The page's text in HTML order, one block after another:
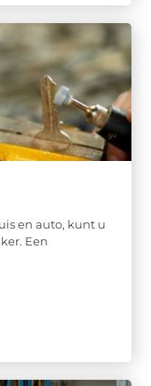
en auto, kunt u
Een